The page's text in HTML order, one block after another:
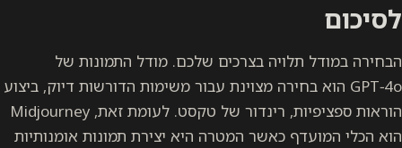
לסיכום
הבחירה במודל תלויה בצרכים שלכם. מודל התמונות של
GPT−4o הוא בחירה מצוינת עבור משימות הדורשות דיוק, ביצוע
הוראות ספציפיות, רינדור של טקסט. לעומת זאת, Midjourney
הוא הכלי המועדף כאשר המטרה היא יצירת תמונות אומנותיות